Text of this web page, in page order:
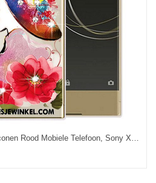
Sony Xperia E5 Hoesje Siliconen Rood Mobiele Telefoon, Sony Xperia E5 Hoesje Bescherming Zacht